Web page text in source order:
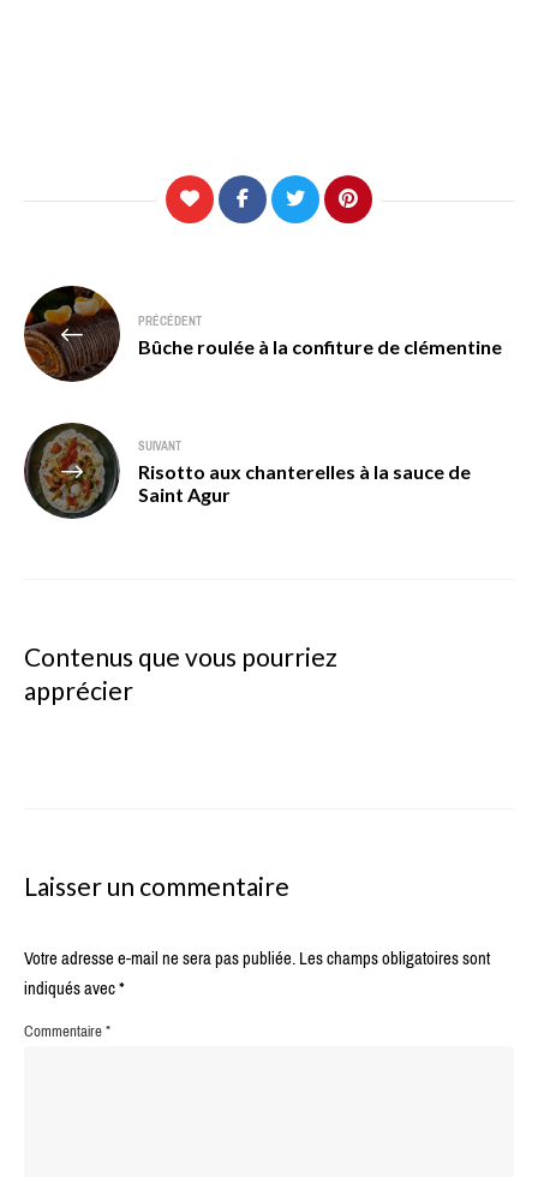
Navigation
de
l’article
PRÉCÉDENT
Bûche roulée à la confiture de clémentine
SUIVANT
Risotto aux chanterelles à la sauce de
Saint Agur
Contenus que vous pourriez
apprécier
Laisser un commentaire
Votre adresse e-mail ne sera pas publiée.Les champs obligatoires sont
indiqués avec*
Commentaire*